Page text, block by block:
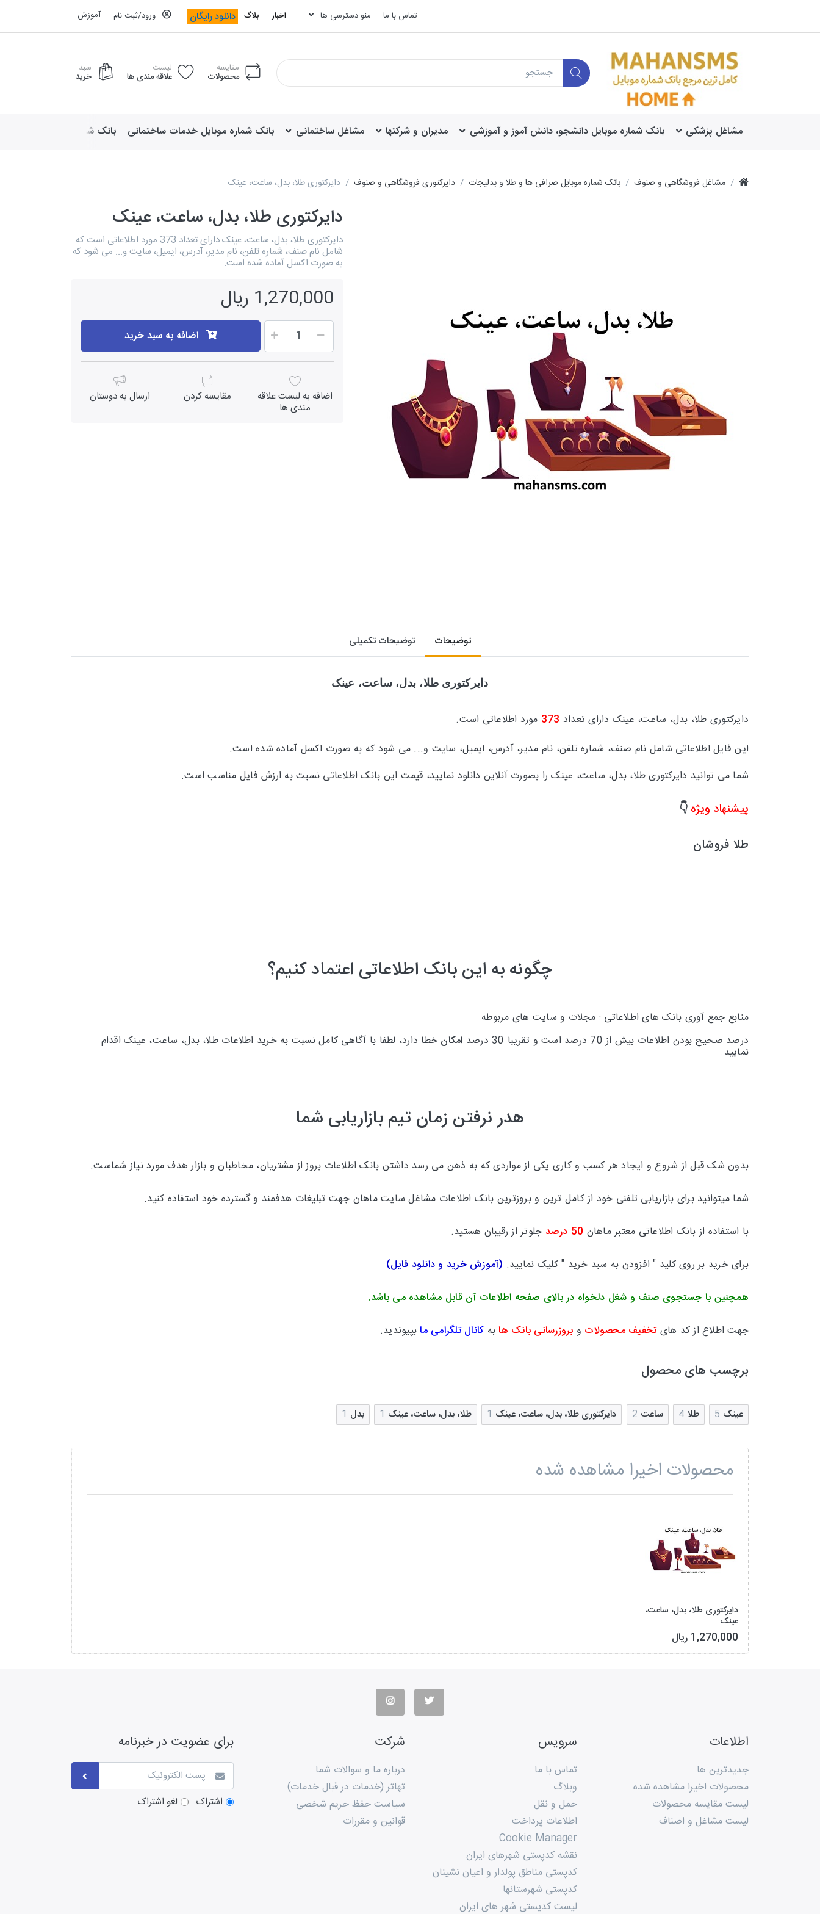
تماس با ما منو دسترسی ها اخبار بلاگ دانلود رایگان ورود/ثبت نام آموزش
مقایسه
محصولات
لیست
علاقه مندی ها
سبد
خرید
مشاغل پزشکی بانک شماره موبایل دانشجو، دانش آموز و آموزشی مدیران و شرکتها مشاغل ساختمانی بانک شماره موبایل خدمات ساختمانی بانک شماره موبایل لوازم
مشاغل فروشگاهی و صنوف بانک شماره موبایل صرافی ها و طلا و بدلیجات دایرکتوری فروشگاهی و صنوف دایرکتوری طلا، بدل، ساعت، عینک
دایرکتوری طلا، بدل، ساعت، عینک
دایرکتوری طلا، بدل، ساعت، عینک دارای تعداد 373 مورد اطلاعاتی است که
شامل نام صنف، شماره تلفن، نام مدیر، آدرس، ایمیل، سایت و... می شود که
به صورت اکسل آماده شده است.
1,270,000 ریال
اضافه به سبد خرید
اضافه به لیست علاقه
مندی ها
مقايسه كردن ارسال به دوستان
توضیحات توضیحات تکمیلی
دایرکتوری طلا، بدل، ساعت، عینک
دایرکتوری طلا، بدل، ساعت، عینک دارای تعداد 373 مورد اطلاعاتی است.
این فایل اطلاعاتی شامل نام صنف، شماره تلفن، نام مدیر، آدرس، ایمیل، سایت و... می شود که به صورت اکسل آماده شده است.
شما می توانید دایرکتوری طلا، بدل، ساعت، عینک را بصورت آنلاین دانلود نمایید، قیمت این بانک اطلاعاتی نسبت به ارزش فایل مناسب است.
پیشنهاد ویژه 👇
طلا فروشان
چگونه به این بانک اطلاعاتی اعتماد کنیم؟
منابع جمع آوری بانک های اطلاعاتی : مجلات و سایت های مربوطه
درصد صحیح بودن اطلاعات بیش از 70 درصد است و تقریبا 30 درصد
امکان خطا دارد، لطفا با آگاهی کامل نسبت به خرید اطلاعات طلا، بدل، ساعت، عینک اقدام
نمایید.
هدر نرفتن زمان تیم بازاریابی شما
بدون شک قبل از شروع و ایجاد هر کسب و کاری یکی از مواردی که به ذهن می رسد داشتن بانک اطلاعات بروز از مشتریان، مخاطبان و بازار هدف مورد نیاز شماست.
شما میتوانید برای بازاریابی تلفنی خود از کامل ترین و بروزترین بانک اطلاعات مشاغل سایت ماهان جهت تبلیغات هدفمند و گسترده خود استفاده کنید.
با استفاده از بانک اطلاعاتی معتبر ماهان 50 درصد
جلوتر از رقیبان هستید.
برای خرید بر روی کلید " افزودن به سبد خرید " کلیک نمایید. (آموزش خرید و دانلود فایل)
همچنین با جستجوی صنف و شغل دلخواه در بالای صفحه اطلاعات آن قابل مشاهده می باشد.
جهت اطلاع از کد های تخفیف محصولات و بروزرسانی بانک ها بهکانال تلگرامی مابپیوندید.
برچسب های محصول
عینک 5 طلا 4 ساعت 2 دایرکتوری طلا، بدل، ساعت، عینک 1 طلا، بدل، ساعت، عینک 1 بدل 1
محصولات اخیرا مشاهده شده
دایرکتوری طلا، بدل، ساعت،
عینک
1,270,000 ریال
اطلاعات
جدیدترین ها
محصولات اخیرا مشاهده شده
لیست مقایسه محصولات
لیست مشاغل و اصناف
سرویس
تماس با ما
وبلاگ
حمل و نقل
اطلاعات پرداخت
Cookie Manager
نقشه کدپستی شهرهای ایران
کدپستی مناطق پولدار و اعیان نشینان
کدپستی شهرستانها
لیست کدپستی شهر های ایران
شرکت
درباره ما و سوالات شما
تهاتر (خدمات در قبال خدمات)
سیاست حفظ حریم شخصی
قوانین و مقررات
برای عضویت در خبرنامه
اشتراک لغو اشتراک